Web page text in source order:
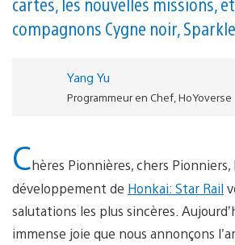
compagnons Cygne noir,
Yang Yu
Programmeur en Chef, HoYoverse
Chères Pionnières, chers Pionniers,
développement de Honkai: Star Rail
salutations les plus sincères.
immense joie que nous annonçons